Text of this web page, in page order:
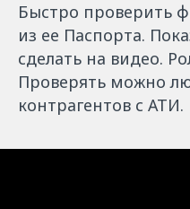
Быстро проверить
из ее Паспорта.
сделать на видео.
Проверять можно
контрагентов с АТИ.